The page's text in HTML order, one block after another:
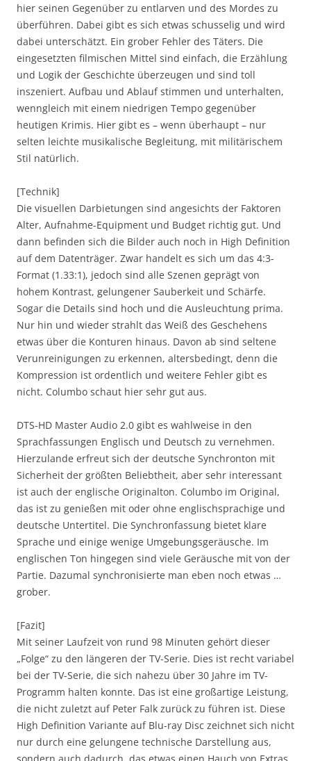
hier seinen Gegenüber zu entlarven und des Mordes zu
überführen. Dabei gibt es sich etwas schusselig und wird
dabei unterschätzt. Ein grober Fehler des Täters. Die
eingesetzten filmischen Mittel sind einfach, die Erzählung
und Logik der Geschichte überzeugen und sind toll
inszeniert. Aufbau und Ablauf stimmen und unterhalten,
wenngleich mit einem niedrigen Tempo gegenüber
heutigen Krimis. Hier gibt es – wenn überhaupt – nur
selten leichte musikalische Begleitung, mit militärischem
Stil natürlich.
[Technik]
Die visuellen Darbietungen sind angesichts der Faktoren
Alter, Aufnahme-Equipment und Budget richtig gut. Und
dann befinden sich die Bilder auch noch in High Definition
auf dem Datenträger. Zwar handelt es sich um das 4:3-
Format (1.33:1), jedoch sind alle Szenen geprägt von
hohem Kontrast, gelungener Sauberkeit und Schärfe.
Sogar die Details sind hoch und die Ausleuchtung prima.
Nur hin und wieder strahlt das Weiß des Geschehens
etwas über die Konturen hinaus. Davon ab sind seltene
Verunreinigungen zu erkennen, altersbedingt, denn die
Kompression ist ordentlich und weitere Fehler gibt es
nicht. Columbo schaut hier sehr gut aus.
DTS-HD Master Audio 2.0 gibt es wahlweise in den
Sprachfassungen Englisch und Deutsch zu vernehmen.
Hierzulande erfreut sich der deutsche Synchronton mit
Sicherheit der größten Beliebtheit, aber sehr interessant
ist auch der englische Originalton. Columbo im Original,
das ist zu genießen mit oder ohne englischsprachige und
deutsche Untertitel. Die Synchronfassung bietet klare
Sprache und einige wenige Umgebungsgeräusche. Im
englischen Ton hingegen sind viele Geräusche mit von der
Partie. Dazumal synchronisierte man eben noch etwas …
grober.
[Fazit]
Mit seiner Laufzeit von rund 98 Minuten gehört dieser
„Folge“ zu den längeren der TV-Serie. Dies ist recht variabel
bei der TV-Serie, die sich nahezu über 30 Jahre im TV-
Programm halten konnte. Das ist eine großartige Leistung,
die nicht zuletzt auf Peter Falk zurück zu führen ist. Diese
High Definition Variante auf Blu-ray Disc zeichnet sich nicht
nur durch eine gelungene technische Darstellung aus,